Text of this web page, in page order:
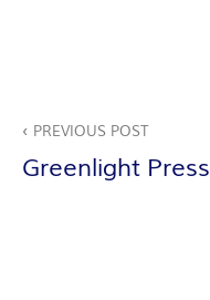
A
N
PREVIOUS POST
Greenlight Press